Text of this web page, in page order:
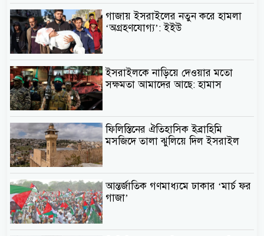
গাজায় ইসরাইলের নতুন করে হামলা
‘অগ্রহণযোগ্য’: ইইউ
ইসরাইলকে নাড়িয়ে দেওয়ার মতো
সক্ষমতা আমাদের আছে: হামাস
ফিলিস্তিনের ঐতিহাসিক ইব্রাহিমি
মসজিদে তালা ঝুলিয়ে দিল ইসরাইল
আন্তর্জাতিক গণমাধ্যমে ঢাকার ‘মার্চ ফর
গাজা’